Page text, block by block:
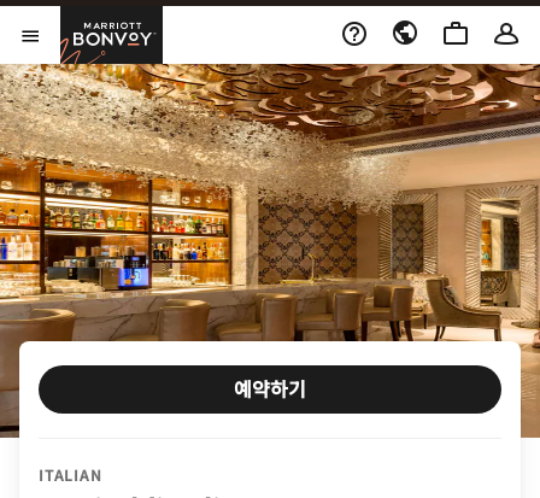
Skip to Content
메뉴 열기
Marriott Bonvoy
ITALIAN
예약하기